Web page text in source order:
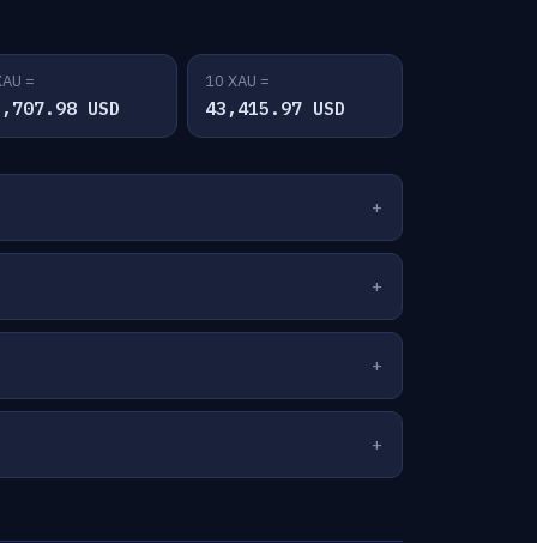
=
USD
10 XAU =
43,415.97 USD